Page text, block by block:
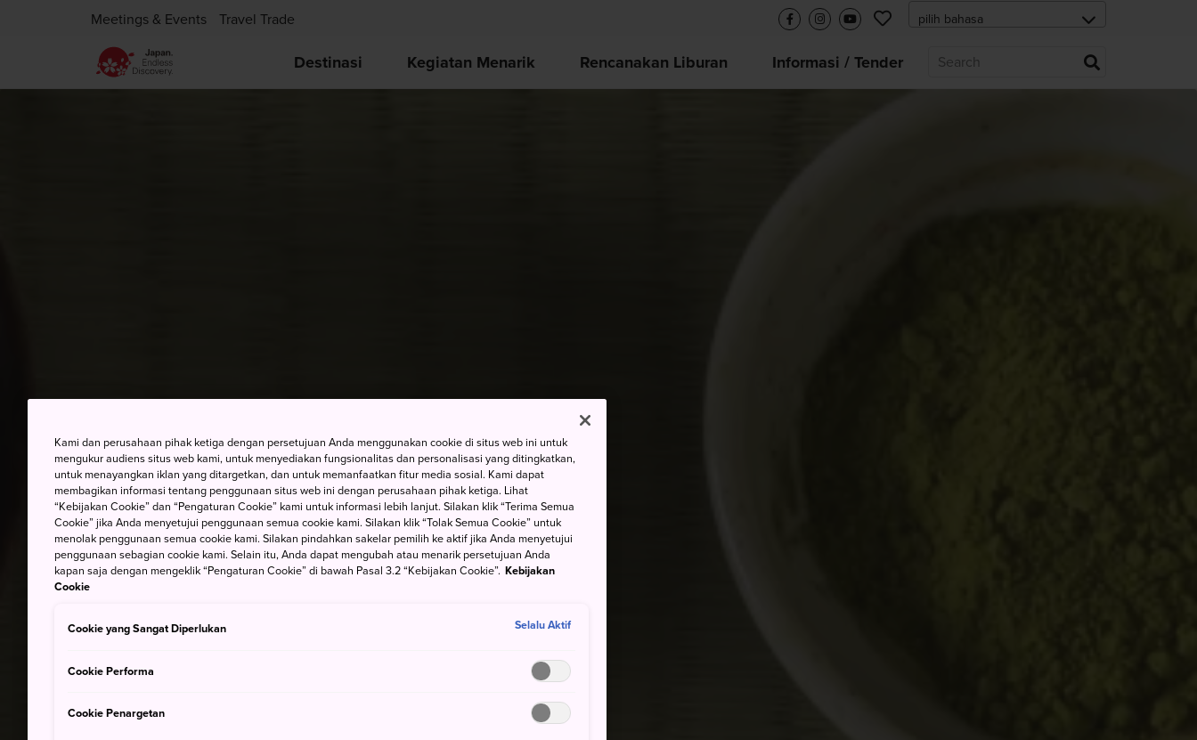
Meetings & Events Travel Trade
Destinasi Kegiatan Menarik Rencanakan Liburan Informasi / Tender
Kami dan perusahaan pihak ketiga dengan persetujuan Anda menggunakan cookie di situs web ini untuk
mengukur audiens situs web kami, untuk menyediakan fungsionalitas dan personalisasi yang ditingkatkan,
untuk menayangkan iklan yang ditargetkan, dan untuk memanfaatkan fitur media sosial. Kami dapat
membagikan informasi tentang penggunaan situs web ini dengan perusahaan pihak ketiga. Lihat
“Kebijakan Cookie” dan “Pengaturan Cookie” kami untuk informasi lebih lanjut. Silakan klik “Terima Semua
Cookie” jika Anda menyetujui penggunaan semua cookie kami. Silakan klik “Tolak Semua Cookie” untuk
menolak penggunaan semua cookie kami. Silakan pindahkan sakelar pemilih ke aktif jika Anda menyetujui
penggunaan sebagian cookie kami. Selain itu, Anda dapat mengubah atau menarik persetujuan Anda
kapan saja dengan mengeklik “Pengaturan Cookie” di bawah Pasal 3.2 “Kebijakan Cookie”. Kebijakan
Cookie
Cookie yang Sangat Diperlukan Selalu Aktif
Cookie Performa
Cookie Penargetan